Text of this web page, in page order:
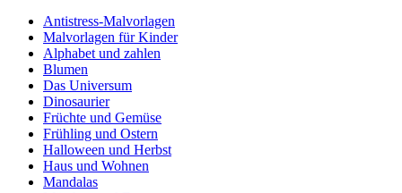
Antistress-Malvorlagen
Malvorlagen für Kinder
Alphabet und zahlen
Blumen
Das Universum
Dinosaurier
Früchte und Gemüse
Frühling und Ostern
Halloween und Herbst
Haus und Wohnen
Mandalas